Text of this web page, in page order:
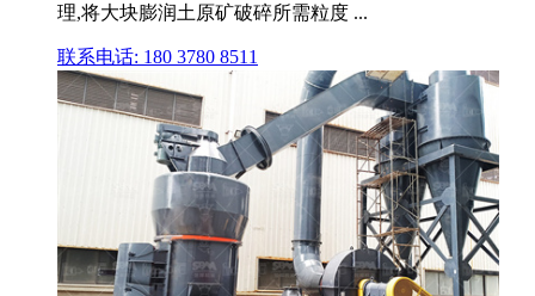
理,将大块膨润土原矿破碎所需粒度 ...
联系电话: 180 3780 8511